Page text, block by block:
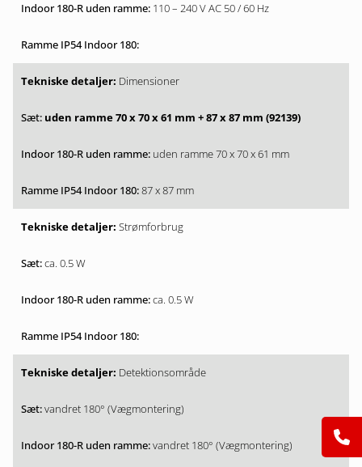
110 – 240 V AC 50 / 60 Hz
Dimensioner
uden ramme 70 x 70 x 61 mm + 87 x 87 mm (92139)
uden ramme 70 x 70 x 61 mm
87 x 87 mm
Strømforbrug
ca. 0.5 W
ca. 0.5 W
Detektionsområde
vandret 180° (Vægmontering)
vandret 180° (Vægmontering)